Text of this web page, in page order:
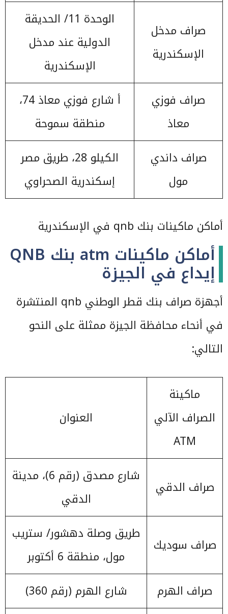
صراف مدخل
الإسكندرية
الوحدة 11/ الحديقة
الدولية عند مدخل
الإسكندرية
صراف فوزي
معاذ
أ شارع فوزي معاذ 74،
منطقة سموحة
صراف داندي
مول
الكيلو 28، طريق مصر
إسكندرية الصحراوي
أماكن ماكينات بنك qnb في الإسكندرية
أماكن ماكينات atm بنك QNB
إيداع في الجيزة
أجهزة صراف بنك قطر الوطني qnb المنتشرة
في أنحاء محافظة الجيزة ممثلة على النحو
التالي:
ماكينة
الصراف الآلي
ATM
العنوان
صراف الدقي
شارع مصدق (رقم 6)، مدينة
الدقي
صراف سوديك
طريق وصلة دهشور/ ستريب
مول، منطقة 6 أكتوبر
صراف الهرم
شارع الهرم (رقم 360)